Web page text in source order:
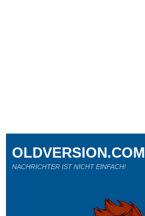
OLDVERSION.COM
NACHRICHTER IST NICHT EINFACH!